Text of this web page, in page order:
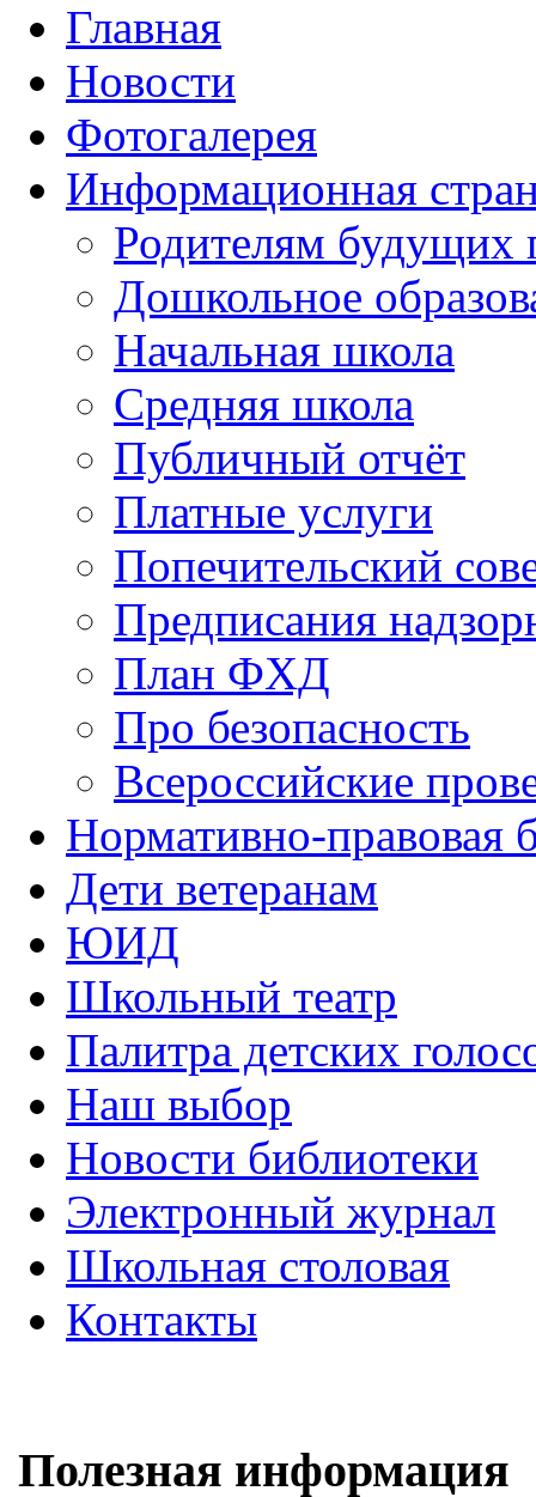
Главная
Новости
Фотогалерея
Информационная
Родителям будущих
Дошкольное
Начальная школа
Средняя школа
Публичный отчёт
Платные услуги
Попечительский
Предписания
План ФХД
Про безопасность
Всероссийские
Нормативно-правовая
Дети ветеранам
ЮИД
Школьный театр
Палитра детских
Наш выбор
Новости библиотеки
Электронный журнал
Школьная столовая
Контакты
Полезная информация